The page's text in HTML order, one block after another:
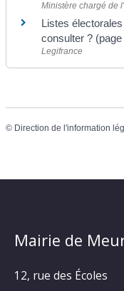
Ministère chargé de
Listes
consulter ? (page
Legifrance
© Direction de l'information
Mairie de
12, rue des Écoles